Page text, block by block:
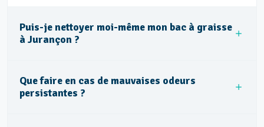
Puis-je nettoyer moi-même mon bac à graisse
à Jurançon ?
Que faire en cas de mauvaises odeurs
persistantes ?